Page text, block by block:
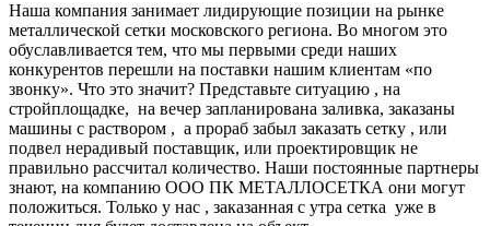
Наша компания занимает лидирующие позиции на рынке
металлической сетки московского региона. Во многом это
обуславливается тем, что мы первыми среди наших
конкурентов перешли на поставки нашим клиентам «по
звонку». Что это значит? Представьте ситуацию , на
стройплощадке, на вечер запланирована заливка, заказаны
машины с раствором , а прораб забыл заказать сетку , или
подвел нерадивый поставщик, или проектировщик не
правильно рассчитал количество. Наши постоянные партнеры
знают, на компанию ООО ПК МЕТАЛЛОСЕТКА они могут
положиться. Только у нас , заказанная с утра сетка уже в